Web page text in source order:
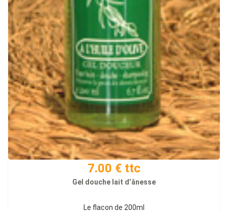
7.00 € ttc
Gel douche lait d’ânesse
Le flacon de 200ml